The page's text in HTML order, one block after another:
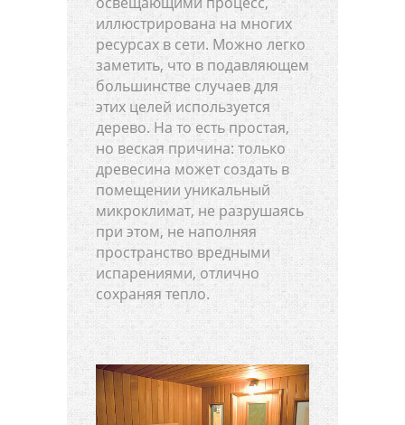
иллюстрирована на многих
ресурсах в сети. Можно легко
заметить, что в подавляющем
большинстве случаев для
этих целей используется
дерево. На то есть простая,
но веская причина: только
древесина может создать в
помещении уникальный
микроклимат, не разрушаясь
при этом, не наполняя
пространство вредными
испарениями, отлично
сохраняя тепло.